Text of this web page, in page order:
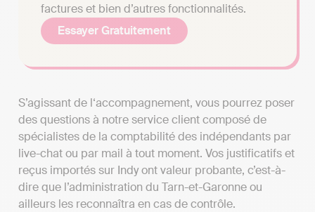
factures et bien d’autres fonctionnalités.
Essayer Gratuitement
S’agissant de l‘accompagnement, vous pourrez poser
des questions à notre service client composé de
spécialistes de la comptabilité des indépendants par
live-chat ou par mail à tout moment. Vos justificatifs et
reçus importés sur Indy ont valeur probante, c’est-à-
dire que l’administration du Tarn-et-Garonne ou
ailleurs les reconnaîtra en cas de contrôle.